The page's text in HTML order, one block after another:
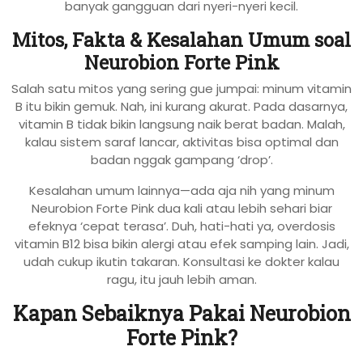
banyak gangguan dari nyeri-nyeri kecil.
Mitos, Fakta & Kesalahan Umum soal
Neurobion Forte Pink
Salah satu mitos yang sering gue jumpai: minum vitamin
B itu bikin gemuk. Nah, ini kurang akurat. Pada dasarnya,
vitamin B tidak bikin langsung naik berat badan. Malah,
kalau sistem saraf lancar, aktivitas bisa optimal dan
badan nggak gampang ‘drop’.
Kesalahan umum lainnya—ada aja nih yang minum
Neurobion Forte Pink dua kali atau lebih sehari biar
efeknya ‘cepat terasa’. Duh, hati-hati ya, overdosis
vitamin B12 bisa bikin alergi atau efek samping lain. Jadi,
udah cukup ikutin takaran. Konsultasi ke dokter kalau
ragu, itu jauh lebih aman.
Kapan Sebaiknya Pakai Neurobion
Forte Pink?